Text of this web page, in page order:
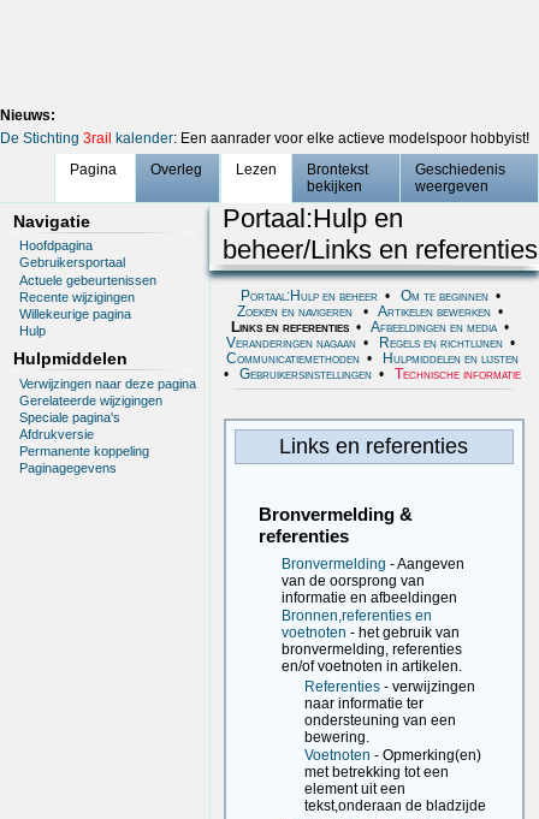
Nieuws:
De Stichting 3rail kalender: Een aanrader voor elke actieve modelspoor hobbyist!
Pagina
Overleg Lezen
Brontekst
bekijken
Geschiedenis
weergeven
Navigatie
Hoofdpagina
Gebruikersportaal
Actuele gebeurtenissen
Recente wijzigingen
Willekeurige pagina
Hulp
Hulpmiddelen
Verwijzingen naar deze pagina
Gerelateerde wijzigingen
Speciale pagina's
Afdrukversie
Permanente koppeling
Paginagegevens
Portaal:Hulp en
beheer/Links en referenties
Portaal:Hulp en beheer• Om te beginnen•
Zoeken en navigeren •Artikelen bewerken •
Links en referenties •Afbeeldingen en media •
Veranderingen nagaan• Regels en richtlijnen•
Communicatiemethoden• Hulpmiddelen en lijsten
• Gebruikersinstellingen• Technische informatie
Links en referenties
Bronvermelding &
referenties
Bronvermelding - Aangeven
van de oorsprong van
informatie en afbeeldingen
Bronnen,referenties en
voetnoten - het gebruik van
bronvermelding, referenties
en/of voetnoten in artikelen.
Referenties - verwijzingen
naar informatie ter
ondersteuning van een
bewering.
Voetnoten - Opmerking(en)
met betrekking tot een
element uit een
tekst,onderaan de bladzijde